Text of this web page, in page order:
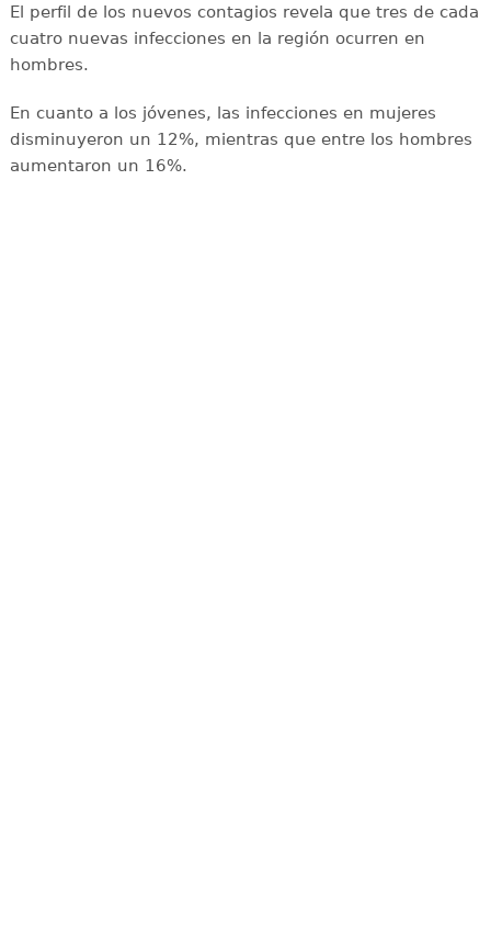
El perfil de los nuevos contagios revela que tres de cada
cuatro nuevas infecciones en la región ocurren en
hombres.
En cuanto a los jóvenes, las infecciones en mujeres
disminuyeron un 12%, mientras que entre los hombres
aumentaron un 16%.